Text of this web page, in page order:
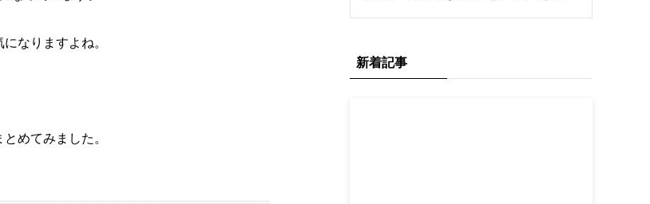
なりますよね。
めてみました。
新着記事